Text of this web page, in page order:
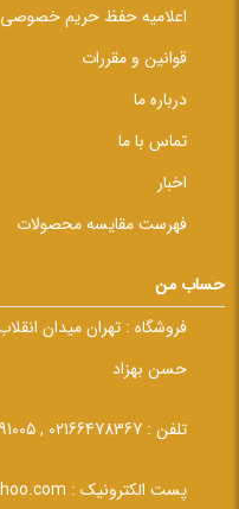
اعلامیه حفظ حریم خصوصی
قوانین و مقررات
درباره ما
تماس با ما
اخبار
فهرست مقایسه محصولات
حساب من
فروشگاه : تهران میدان
حسن بهزاد
تلفن : 02166478367 , 09201691005
پست الکترونیک :